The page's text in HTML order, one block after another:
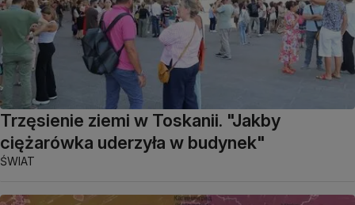
Trzęsienie ziemi w Toskanii. "Jakby
ciężarówka uderzyła w budynek"
ŚWIAT